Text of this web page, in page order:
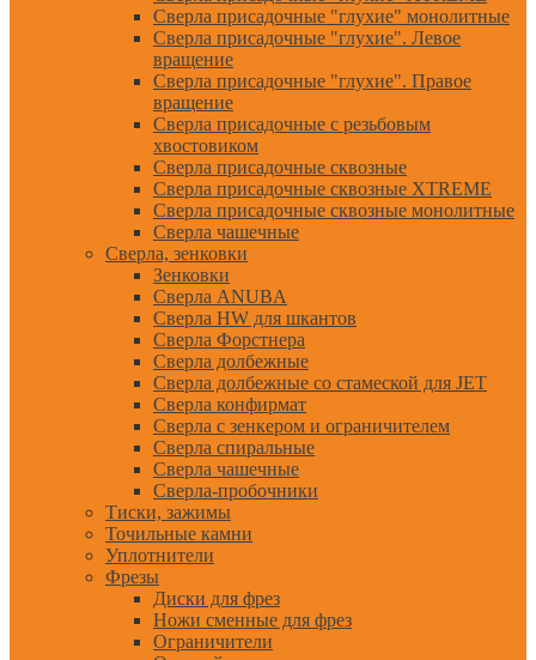
Сверла присадочные "глухие" монолитные
Сверла присадочные "глухие". Левое
вращение
Сверла присадочные "глухие". Правое
вращение
Сверла присадочные с резьбовым
хвостовиком
Сверла присадочные сквозные
Сверла присадочные сквозные XTREME
Сверла присадочные сквозные монолитные
Сверла чашечные
Сверла, зенковки
Зенковки
Сверла ANUBA
Сверла HW для шкантов
Сверла Форстнера
Сверла долбежные
Сверла долбежные со стамеской для JET
Сверла конфирмат
Сверла с зенкером и ограничителем
Сверла спиральные
Сверла чашечные
Сверла-пробочники
Тиски, зажимы
Точильные камни
Уплотнители
Фрезы
Диски для фрез
Ножи сменные для фрез
Ограничители